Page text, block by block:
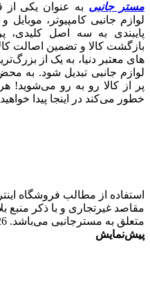
مستر جانبی به عنوان یکی از
لوازم جانبی کامپیوتر،
بازگشت کالا و تضمین اصالت
های معتبر دنیا، به یک از
لوازم جانبی تبدیل شود. به
پر از کالا رو به رو می‌شوید!
خطور می‌کند در اینجا پیدا
استفاده از مطالب فروشگاه
مقاصد غیرتجاری و با ذکر منبع
متعلق به مسترجانبی می‌باشد. Copyright © 2012 - 2026
پیش‌نمایش